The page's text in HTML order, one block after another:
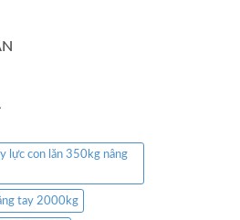
lực con lăn 350kg nâng
tay 2000kg